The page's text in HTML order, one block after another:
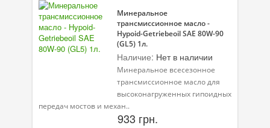
Минеральное
трансмиссионное масло -
Hypoid-Getriebeoil SAE 80W-90
(GL5) 1л.
Наличие: Нет в наличии
Минеральное всесезонное
трансмиссионное масло для
высоконагруженных гипоидных
передач мостов и механ..
933 грн.